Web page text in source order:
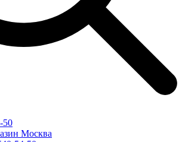
50
Москва